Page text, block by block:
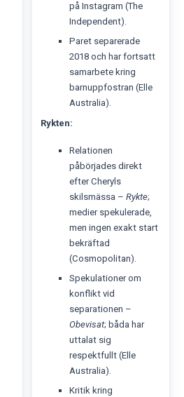
på Instagram (The
Independent).
Paret separerade
2018 och har fortsatt
samarbete kring
barnuppfostran (Elle
Australia).
Rykten:
Relationen
påbörjades direkt
efter Cheryls
skilsmässa –Rykte;
medier spekulerade,
men ingen exakt start
bekräftad
(Cosmopolitan).
Spekulationer om
konflikt vid
separationen –
Obevisat; båda har
uttalat sig
respektfullt (Elle
Australia).
Kritik kring